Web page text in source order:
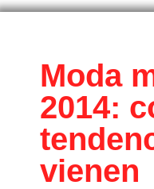
Moda
2014:
vienen